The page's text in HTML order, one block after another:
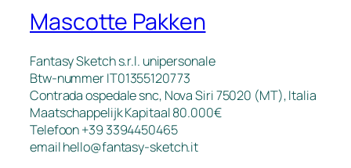
Mascotte Pakken
Fantasy Sketch s.r.l. unipersonale
Btw-nummer IT01355120773
Contrada ospedale snc, Nova Siri 75020 (MT), Italia
Maatschappelijk Kapitaal 80.000€
Telefoon +39 3394450465
emailhello@fantasy-sketch.it